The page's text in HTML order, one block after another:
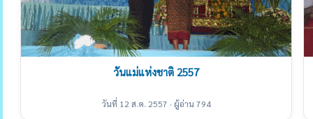
วันแม่แห่งชาติ 2557
วันที่ 12 ส.ค. 2557 · ผู้อ่าน 794